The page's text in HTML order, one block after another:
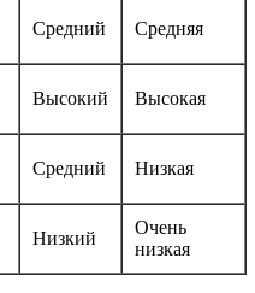
Средний Средняя
Высокий Высокая
Средний Низкая
Низкий
Очень
низкая